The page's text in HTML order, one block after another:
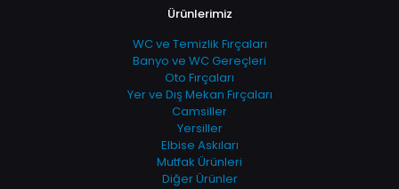
Ürünlerimiz
WC ve Temizlik Fırçaları
Banyo ve WC Gereçleri
Oto Fırçaları
Yer ve Dış Mekan Fırçaları
Camsiller
Yersiller
Elbise Askıları
Mutfak Ürünleri
Diğer Ürünler